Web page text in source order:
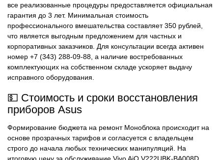
все реализованные процедуры предоставляется официальная
гарантия до 3 лет. Минимальная стоимость
профессионального вмешательства составляет 350 рублей,
что является выгодным предложением для частных и
корпоративных заказчиков. Для консультации всегда активен
номер +7 (343) 288-09-88, а наличие востребованных
комплектующих на собственном складе ускоряет выдачу
исправного оборудования.
💵 Стоимость и сроки восстановления
приборов Asus
Формирование бюджета на ремонт Моноблока происходит на
основе прозрачных тарифов и согласуется с владельцем
строго до начала любых технических манипуляций. На